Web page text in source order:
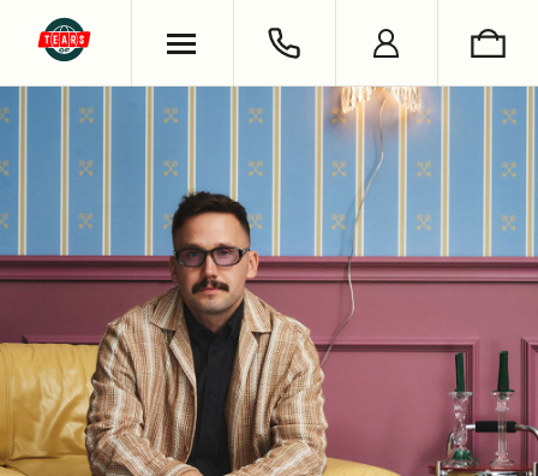
ХУДИ & СВИТШОТЫ
ФУТБОЛКИ & ЛОНГСЛИВЫ
ОБУВЬ
LIFESTYLE
СЪЕМКИ